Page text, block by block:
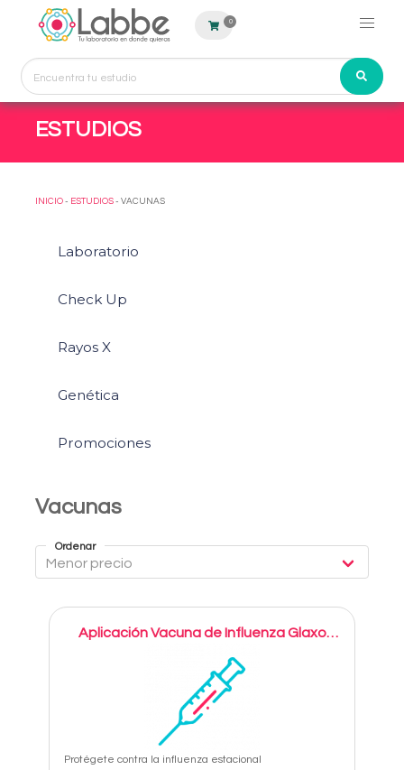
0
ESTUDIOS
INICIO - ESTUDIOS - VACUNAS
Laboratorio
Check Up
Rayos X
Genética
Promociones
Vacunas
Ordenar
Aplicación Vacuna de Influenza Glaxo
Fluzactal Tetravalente
Protégete contra la influenza estacional